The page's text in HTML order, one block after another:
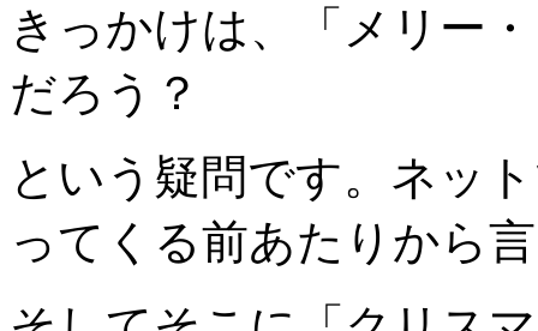
きっかけは、「メリー
だろう？
という疑問です。ネッ
ってくる前あたりから